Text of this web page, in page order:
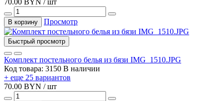
В корзину Просмотр
Быстрый просмотр
Комплект постельного белья из бязи IMG_1510.JPG
Код товара: 3150 В наличии
+ еще 25 вариантов
70.00 BYN / шт